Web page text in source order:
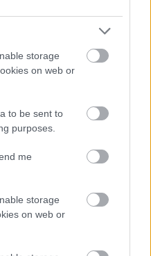
storage
on web or
to be sent to
purposes.
me
storage
on web or
Szólj hozzá!